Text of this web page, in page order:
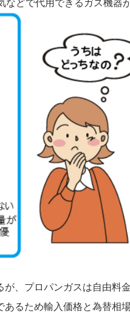
などで代用できるガス機器
が、プロパンガスは自由料
あるため輸入価格と為替相